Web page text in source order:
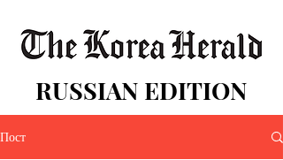
RUSSIAN EDITION
Пост